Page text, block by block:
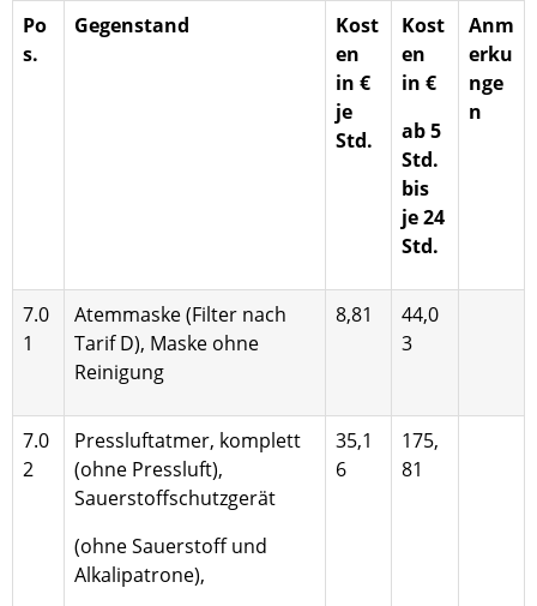
Po
s.
Gegenstand
Kost
en
in €
je
Std.
Kost
en
in €
ab 5
Std.
bis
je 24
Std.
Anm
erku
nge
n
7.0
1
Atemmaske (Filter nach
Tarif D), Maske ohne
Reinigung
8,81
44,0
3
7.0
2
Pressluftatmer, komplett
(ohne Pressluft),
Sauerstoffschutzgerät
(ohne Sauerstoff und
Alkali­patrone),
35,1
6
175,
81